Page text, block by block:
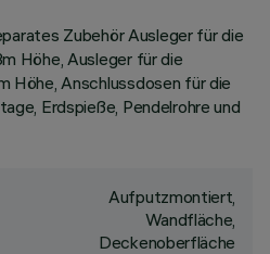
Zubehör Ausleger für die
Höhe, Ausleger für die
Höhe, Anschlussdosen für die
Erdspieße, Pendelrohre und
Aufputzmontiert,
Wandfläche,
Deckenoberfläche